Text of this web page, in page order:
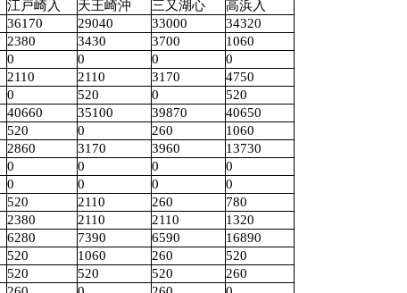
江戸崎入 天王崎沖 三又湖心
高浜入
36170 29040 33000
34320
2380 3430 3700
1060
0 0 0
0
2110 2110 3170
4750
0 520 0
520
40660 35100 39870
40650
520 0 260
1060
2860 3170 3960
13730
0 0 0
0
0 0 0
0
520 2110 260
780
2380 2110 2110
1320
6280 7390 6590
16890
520 1060 260
520
520 520 520
260